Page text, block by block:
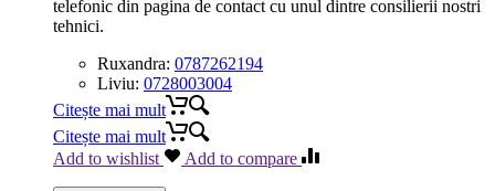
telefonic din pagina de contact cu unul dintre consilierii nostri
tehnici.
Ruxandra: 0787262194
Liviu: 0728003004
Citește mai mult
Citește mai mult
Add to wishlist
Add to compare